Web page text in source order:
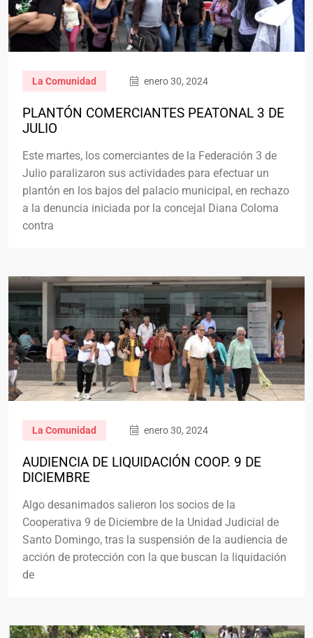
La Comunidad enero 30, 2024
PLANTÓN COMERCIANTES PEATONAL 3 DE
JULIO
Este martes, los comerciantes de la Federación 3 de
Julio paralizaron sus actividades para efectuar un
plantón en los bajos del palacio municipal, en rechazo
a la denuncia iniciada por la concejal Diana Coloma
contra
La Comunidad enero 30, 2024
AUDIENCIA DE LIQUIDACIÓN COOP. 9 DE
DICIEMBRE
Algo desanimados salieron los socios de la
Cooperativa 9 de Diciembre de la Unidad Judicial de
Santo Domingo, tras la suspensión de la audiencia de
acción de protección con la que buscan la liquidación
de